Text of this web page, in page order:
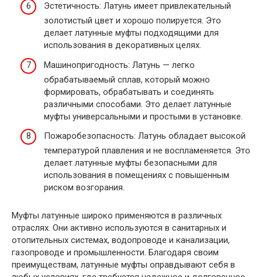
Эстетичность: Латунь имеет привлекательный
золотистый цвет и хорошо полируется. Это
делает латунные муфты подходящими для
использования в декоративных целях.
Машинопригодность: Латунь — легко
обрабатываемый сплав, который можно
формировать, обрабатывать и соединять
различными способами. Это делает латунные
муфты универсальными и простыми в установке.
Пожаробезопасность: Латунь обладает высокой
температурой плавления и не воспламеняется. Это
делает латунные муфты безопасными для
использования в помещениях с повышенным
риском возгорания.
Муфты латунные широко применяются в различных
отраслях. Они активно используются в санитарных и
отопительных системах, водопроводе и канализации,
газопроводе и промышленности. Благодаря своим
преимуществам, латунные муфты оправдывают себя в